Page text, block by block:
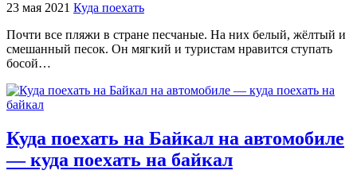
23 мая 2021 Куда поехать
Почти все пляжи в стране песчаные. На них белый, жёлтый и
смешанный песок. Он мягкий и туристам нравится ступать
босой…
Куда поехать на Байкал на автомобиле
— куда поехать на байкал